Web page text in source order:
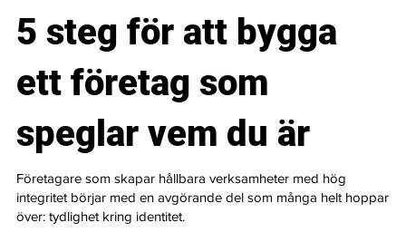
5 steg för att bygga
ett företag som
speglar vem du är
Företagare som skapar hållbara verksamheter med hög
integritet börjar med en avgörande del som många helt hoppar
över: tydlighet kring identitet.